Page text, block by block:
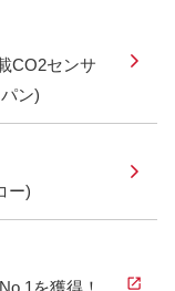
CO2センサ
ン)
ー)
を獲得！